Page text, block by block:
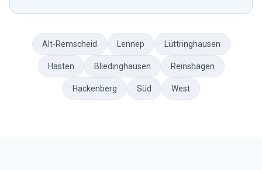
Alt-Remscheid Lennep Lüttringhausen
Hasten Bliedinghausen Reinshagen
Hackenberg Süd West